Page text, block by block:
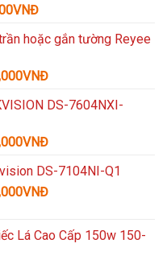
VNĐGiá
tại
935,000VNĐ.
hoặc gắn tường Reyee
VNĐGiá
tại
1,489,000VNĐ.
DS-7604NXI-
VNĐGiá
tại
là:
DS-7104NI-Q1
VNĐGiá
là:
Lá Cao Cấp 150w 150-